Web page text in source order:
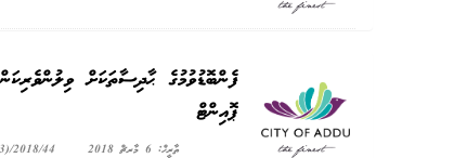
ފެންބޮޑުވުމުގެ ޙާދިސާތަކަށް
ޕޮއިންޓް
ތާރީޚް: 6 މާރޗް 2018 2018/44